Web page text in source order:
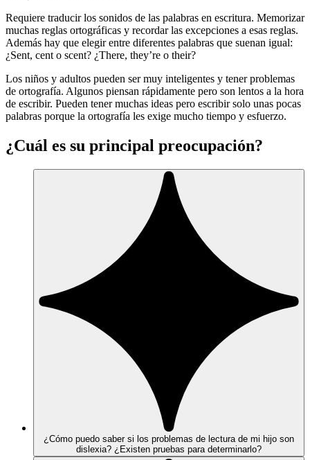
Requiere traducir los sonidos de las palabras en escritura. Memorizar
muchas reglas ortográficas y recordar las excepciones a esas reglas.
Además hay que elegir entre diferentes palabras que suenan igual:
¿Sent, cent o scent? ¿There, they’re o their?
Los niños y adultos pueden ser muy inteligentes y tener problemas
de ortografía. Algunos piensan rápidamente pero son lentos a la hora
de escribir. Pueden tener muchas ideas pero escribir solo unas pocas
palabras porque la ortografía les exige mucho tiempo y esfuerzo.
¿Cuál es su principal preocupación?
¿Cómo puedo saber si los problemas de lectura de mi hijo son
dislexia? ¿Existen pruebas para determinarlo?